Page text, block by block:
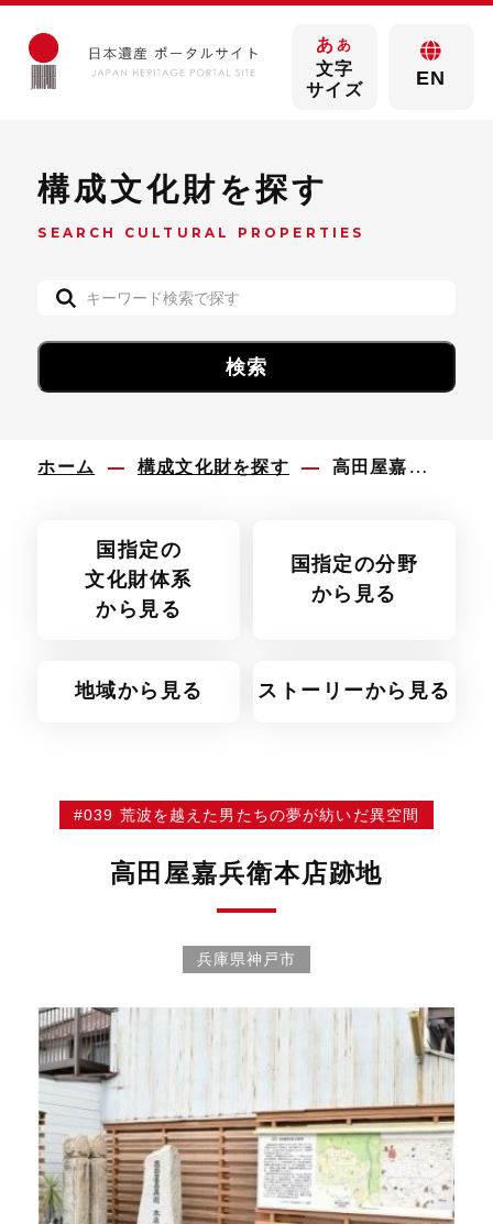
あ あ
文字
サイズ
EN
構成文化財を探す
SEARCH CULTURAL PROPERTIES
ホーム 構成文化財を探す 高田屋嘉兵衛本店跡地
国指定の
文化財体系
から見る
国指定の分野
から見る
地域から見る ストーリーから見る
#039 荒波を越えた男たちの夢が紡いだ異空間
高田屋嘉兵衛本店跡地
兵庫県神戸市